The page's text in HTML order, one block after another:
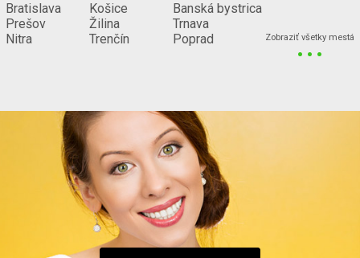
Bratislava
Prešov
Nitra
Košice
Žilina
Trenčín
Banská bystrica
Trnava
Poprad
Zobraziť všetky mestá
...